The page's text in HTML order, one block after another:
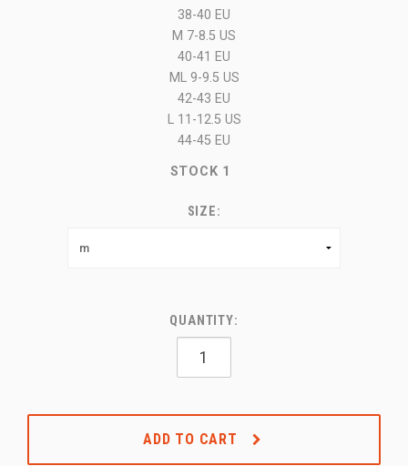
38-40 EU
M 7-8.5 US
40-41 EU
ML 9-9.5 US
42-43 EU
L 11-12.5 US
44-45 EU
STOCK 1
SIZE:
QUANTITY:
ADD TO CART